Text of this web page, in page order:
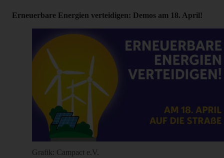
Erneuerbare Energien verteidigen: Demos am 18. April!
Grafik: Campact e.V.